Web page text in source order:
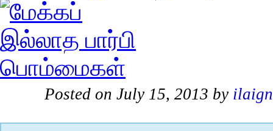
Posted on July 15, 2013 by